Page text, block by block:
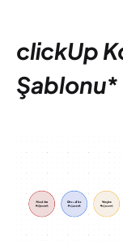
clickUp
Şablonu*